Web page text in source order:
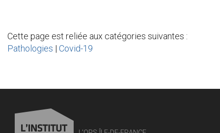
Cette page est reliée aux catégories suivantes :
Pathologies | Covid-19